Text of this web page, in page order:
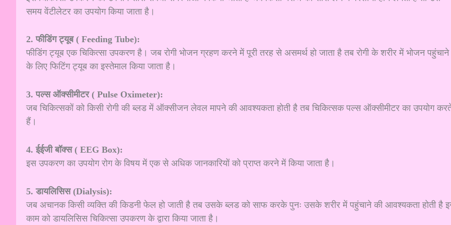
समय वेंटीलेटर का उपयोग किया जाता है।
2. फीडिंग ट्यूब ( Feeding Tube):
फीडिंग ट्यूब एक चिकित्सा उपकरण है। जब रोगी भोजन ग्रहण करने में पूरी तरह से असमर्थ हो जाता है तब रोगी के शरीर में भोजन पहुंचाने
के लिए फिटिंग ट्यूब का इस्तेमाल किया जाता है।
3. पल्स ऑक्सीमीटर ( Pulse Oximeter):
जब चिकित्सकों को किसी रोगी की ब्लड में ऑक्सीजन लेवल मापने की आवश्यकता होती है तब चिकित्सक पल्स ऑक्सीमीटर का उपयोग
हैं।
4. ईईजी बॉक्स ( EEG Box):
इस उपकरण का उपयोग रोग के विषय में एक से अधिक जानकारियों को प्राप्त करने में किया जाता है।
5. डायलिसिस (Dialysis):
जब अचानक किसी व्यक्ति की किडनी फेल हो जाती है तब उसके ब्लड को साफ करके पुनः उसके शरीर में पहुंचाने की आवश्यकता होती है
काम को डायलिसिस चिकित्सा उपकरण के द्वारा किया जाता है।